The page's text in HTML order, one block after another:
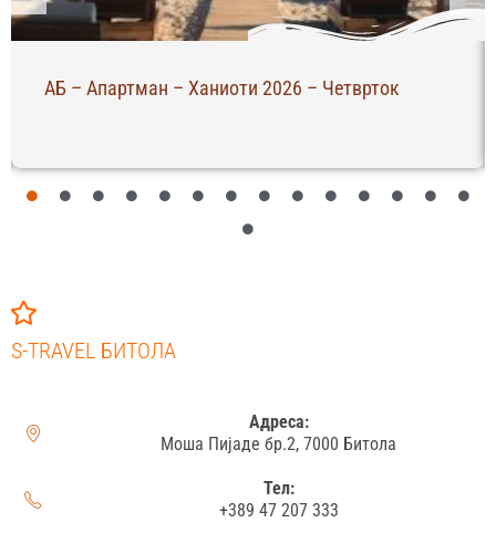
АБ – Апартман – Ханиоти 2026 – Четврток
S-TRAVEL БИТОЛА
Адреса:
Моша Пијаде бр.2, 7000 Битола
Тел:
+389 47 207 333